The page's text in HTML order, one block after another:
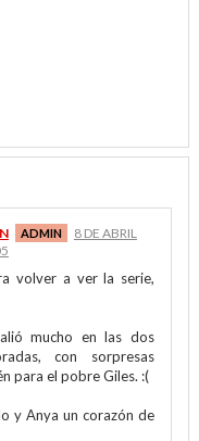
8 DE ABRIL
volver a ver la serie,
mucho en las dos
con sorpresas
para el pobre Giles. :(
y Anya un corazón de